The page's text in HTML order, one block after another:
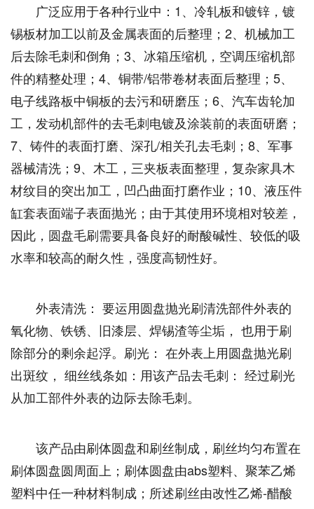
广泛应用于各种行业中：1、冷轧板和镀锌，镀
锡板材加工以前及金属表面的后整理；2、机械加工
后去除毛刺和倒角；3、冰箱压缩机，空调压缩机部
件的精整处理；4、铜带/铝带卷材表面后整理；5、
电子线路板中铜板的去污和研磨压；6、汽车齿轮加
工，发动机部件的去毛刺电镀及涂装前的表面研磨；
7、铸件的表面打磨、深孔/相关孔去毛刺；8、军事
器械清洗；9、木工，三夹板表面整理，复杂家具木
材纹目的突出加工，凹凸曲面打磨作业；10、液压件
缸套表面端子表面抛光；由于其使用环境相对较差，
因此，圆盘毛刷需要具备良好的耐酸碱性、较低的吸
水率和较高的耐久性，强度高韧性好。
外表清洗： 要运用圆盘抛光刷清洗部件外表的
氧化物、铁锈、旧漆层、焊锡渣等尘垢， 也用于刷
除部分的剩余起浮。刷光： 在外表上用圆盘抛光刷
出斑纹， 细丝线条如：用该产品去毛刺： 经过刷光
从加工部件外表的边际去除毛刺。
该产品由刷体圆盘和刷丝制成，刷丝均匀布置在
刷体圆盘圆周面上；刷体圆盘由abs塑料、聚苯乙烯
塑料中任一种材料制成；所述刷丝由改性乙烯-醋酸